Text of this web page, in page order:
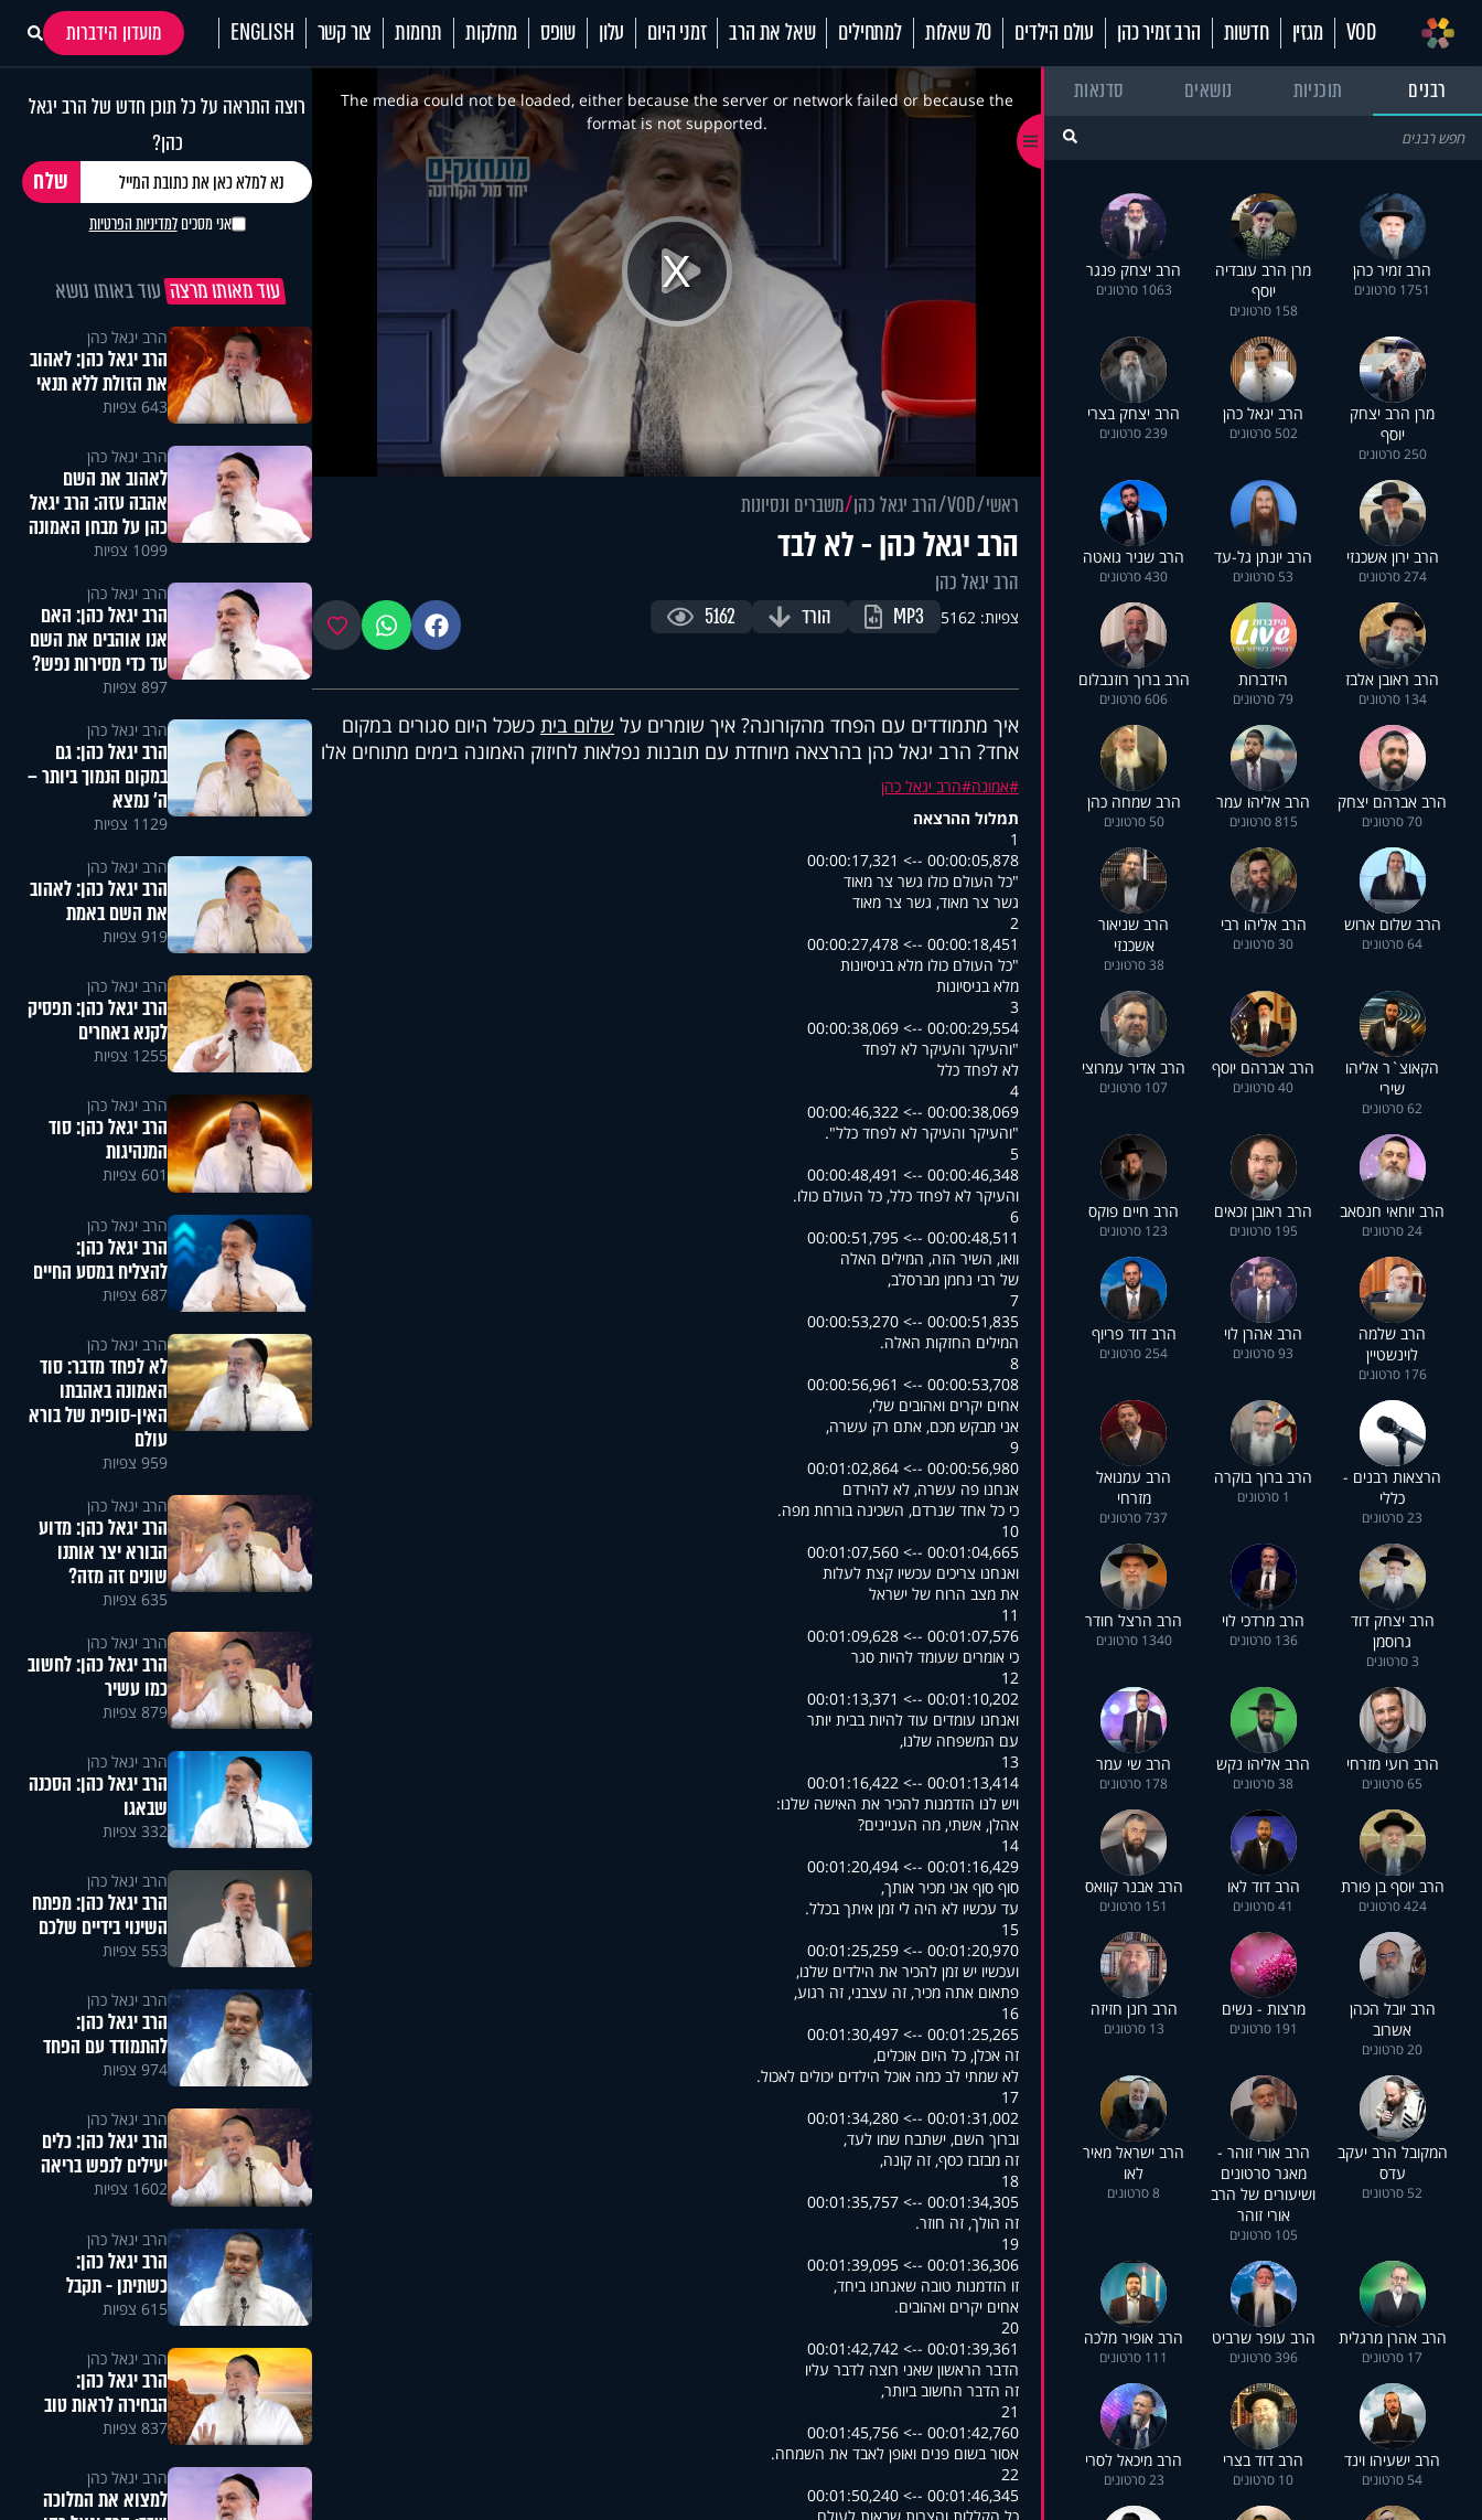
VOD מגזין חדשות הרב זמיר כהן עולם הילדים 70 שאלות למתחילים שאל את הרב זמני היום עלון שופס מחלקות תרומות צור קשר ENGLISH
מועדון הידברות
רבנים
תוכניות נושאים סדנאות
הרב זמיר כהן
1751 סרטונים
מרן הרב עובדיה
יוסף
158 סרטונים
הרב יצחק פנגר
1063 סרטונים
מרן הרב יצחק
יוסף
250 סרטונים
הרב יגאל כהן
502 סרטונים
הרב יצחק בצרי
239 סרטונים
הרב ירון אשכנזי
274 סרטונים
הרב יונתן גל-עד
53 סרטונים
הרב שניר גואטה
430 סרטונים
הרב ראובן אלבז
134 סרטונים
הידברות
79 סרטונים
הרב ברוך רוזנבלום
606 סרטונים
הרב אברהם יצחק
70 סרטונים
הרב אליהו עמר
815 סרטונים
הרב שמחה כהן
50 סרטונים
הרב שלום ארוש
64 סרטונים
הרב אליהו רבי
30 סרטונים
הרב שניאור
אשכנזי
38 סרטונים
הקאוצ`ר אליהו
שירי
62 סרטונים
הרב אברהם יוסף
40 סרטונים
הרב אדיר עמרוצי
107 סרטונים
הרב יוחאי חנסאב
24 סרטונים
הרב ראובן זכאים
195 סרטונים
הרב חיים פוקס
123 סרטונים
הרב שלמה
לוינשטיין
176 סרטונים
הרב אהרן לוי
93 סרטונים
הרב דוד פריוף
254 סרטונים
הרצאות רבנים -
כללי
23 סרטונים
הרב ברוך בוקרה
1 סרטונים
הרב עמנואל
מזרחי
737 סרטונים
הרב יצחק דוד
גרוסמן
3 סרטונים
הרב מרדכי לוי
136 סרטונים
הרב הרצל חודר
1340 סרטונים
הרב רועי מזרחי
65 סרטונים
הרב אליהו נקש
38 סרטונים
הרב שי עמר
178 סרטונים
הרב יוסף בן פורת
424 סרטונים
הרב דוד לאו
41 סרטונים
הרב אבנר קוואס
151 סרטונים
הרב יובל הכהן
אשרוב
20 סרטונים
מרצות - נשים
191 סרטונים
הרב רונן חזיזה
13 סרטונים
המקובל הרב יעקב
עדס
52 סרטונים
הרב אורי זוהר -
מאגר סרטונים
ושיעורים של הרב
אורי זוהר
105 סרטונים
הרב ישראל מאיר
לאו
8 סרטונים
הרב אהרן מרגלית
17 סרטונים
הרב עופר שרביט
396 סרטונים
הרב אופיר מלכה
111 סרטונים
הרב ישעיהו וינד
54 סרטונים
הרב דוד בצרי
10 סרטונים
הרב מיכאל לסרי
23 סרטונים
Play
Video
This
modalThe media could not be loaded, either because the server or network failed or because the
format is not supported.
ראשי VOD הרב יגאל כהן משברים ונסיונות
הרב יגאל כהן - לא לבד
הרב יגאל כהן
צפיות: 5162 MP3 הורד 5162 פייסבוקווטסאפ מועדפים
איך מתמודדים עם הפחד מהקורונה? איך שומרים על שלום בית כשכל היום סגורים במקום
אחד? הרב יגאל כהן בהרצאה מיוחדת עם תובנות נפלאות לחיזוק האמונה בימים מתוחים אלו
אמונה הרב יגאל כהן
תמלול ההרצאה
1
00:00:05,878 --> 00:00:17,321
"כל העולם כולו גשר צר מאוד
גשר צר מאוד, גשר צר מאוד
2
00:00:18,451 --> 00:00:27,478
"כל העולם כולו מלא בניסיונות
מלא בניסיונות
3
00:00:29,554 --> 00:00:38,069
"והעיקר והעיקר לא לפחד
לא לפחד כלל
4
00:00:38,069 --> 00:00:46,322
"והעיקר והעיקר לא לפחד כלל".
5
00:00:46,348 --> 00:00:48,491
והעיקר לא לפחד כלל, כל העולם כולו.
6
00:00:48,511 --> 00:00:51,795
וואו, השיר הזה, המילים האלה
של רבי נחמן מברסלב,
7
00:00:51,835 --> 00:00:53,270
המילים החזקות האלה.
8
00:00:53,708 --> 00:00:56,961
אחים יקרים ואהובים שלי,
אני מבקש מכם, אתם רק עשרה,
9
00:00:56,980 --> 00:01:02,864
אנחנו פה עשרה, לא להירדם
כי כל אחד שנרדם, השכינה בורחת מפה.
10
00:01:04,665 --> 00:01:07,560
ואנחנו צריכים עכשיו קצת לעלות
את מצב הרוח של ישראל
11
00:01:07,576 --> 00:01:09,628
כי אומרים שעומד להיות סגר
12
00:01:10,202 --> 00:01:13,371
ואנחנו עומדים עוד להיות בבית יותר
עם המשפחה שלנו,
13
00:01:13,414 --> 00:01:16,422
ויש לנו הזדמנות להכיר את האישה שלנו:
אהלן, אשתי, מה העניינים?
14
00:01:16,429 --> 00:01:20,494
סוף סוף אני מכיר אותך,
עד עכשיו לא היה לי זמן איתך בכלל.
15
00:01:20,970 --> 00:01:25,259
ועכשיו יש זמן להכיר את הילדים שלנו,
פתאום אתה מכיר, זה עצבני, זה רגוע,
16
00:01:25,265 --> 00:01:30,497
זה אכלן, כל היום אוכלים,
לא שמתי לב כמה אוכל הילדים יכולים לאכול.
17
00:01:31,002 --> 00:01:34,280
וברוך השם, ישתבח שמו לעד,
זה מבזבז כסף, זה קונה,
18
00:01:34,305 --> 00:01:35,757
זה הולך, זה חוזר.
19
00:01:36,306 --> 00:01:39,095
זו הזדמנות טובה שאנחנו ביחד,
אחים יקרים ואהובים.
20
00:01:39,361 --> 00:01:42,742
הדבר הראשון שאני רוצה לדבר עליו
זה הדבר החשוב ביותר,
21
00:01:42,760 --> 00:01:45,756
אסור בשום פנים ואופן לאבד את השמחה.
22
00:01:46,345 --> 00:01:50,240
רוצה התראה על כל תוכן חדש של הרב יגאל
כהן?
אני מסכיםלמדיניות הפרטיות
עוד מאותו מרצה עוד באותו נושא
הרב יגאל כהן
הרב יגאל כהן: לאהוב
את הזולת ללא תנאי
643 צפיות
הרב יגאל כהן
לאהוב את השם
אהבה עזה: הרב יגאל
כהן על מבחן האמונה
1099 צפיות
הרב יגאל כהן
הרב יגאל כהן: האם
אנו אוהבים את השם
עד כדי מסירות נפש?
897 צפיות
הרב יגאל כהן
הרב יגאל כהן: גם
במקום הנמוך ביותר –
ה' נמצא
1129 צפיות
הרב יגאל כהן
הרב יגאל כהן: לאהוב
את השם באמת
919 צפיות
הרב יגאל כהן
הרב יגאל כהן: תפסיק
לקנא באחרים
1255 צפיות
הרב יגאל כהן
​הרב יגאל כהן: סוד
המנהיגות
601 צפיות
הרב יגאל כהן
הרב יגאל כהן:
להצליח במסע החיים
687 צפיות
הרב יגאל כהן
לא לפחד מדבר: סוד
האמונה באהבתו
האין-סופית של בורא
עולם
959 צפיות
הרב יגאל כהן
הרב יגאל כהן: מדוע
הבורא יצר אותנו
שונים זה מזה?
635 צפיות
הרב יגאל כהן
הרב יגאל כהן: לחשוב
כמו עשיר
879 צפיות
הרב יגאל כהן
הרב יגאל כהן: הסכנה
שבאגו
332 צפיות
הרב יגאל כהן
הרב יגאל כהן: מפתח
השינוי בידיים שלכם
553 צפיות
הרב יגאל כהן
הרב יגאל כהן:
להתמודד עם הפחד
974 צפיות
הרב יגאל כהן
הרב יגאל כהן: כלים
יעילים לנפש בריאה
1602 צפיות
הרב יגאל כהן
הרב יגאל כהן:
כשתיתן - תקבל
615 צפיות
הרב יגאל כהן
הרב יגאל כהן:
הבחירה לראות טוב
837 צפיות
הרב יגאל כהן
למצוא את המלוכה